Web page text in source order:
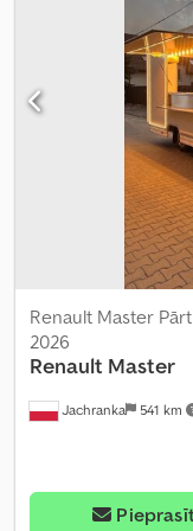
Euro 6,
, kopējais
kopējais augstums:3
Ražošanas gads: 2018,
ABS, Tahogrāfs,
kondicionēšana,
Jachranka 541 km
Renault Master
2026
Renault Master